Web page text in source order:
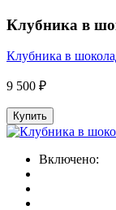
Клубника в
Клубника в
9 500 ₽
Купить
Включено: